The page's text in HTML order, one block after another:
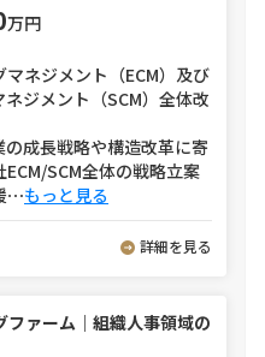
万円
ネジメント（ECM）及び
ジメント（SCM）全体改
の成長戦略や構造改革に寄
SCM全体の戦略立案
⋯もっと見る
詳細を見る
ァーム｜組織人事領域の